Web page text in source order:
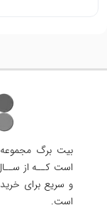
بیت برگ
است کــه از ســال ۱۳۹۷ بــا هــدف فراهم
و سریع برای
است.